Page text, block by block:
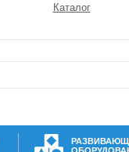
Каталог